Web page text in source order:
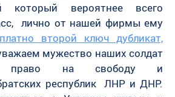
который вероятнее всего
лично от нашей фирмы ему
второй ключ дубликат,
мужество наших солдат
право на свободу и
республик ЛНР и ДНР.